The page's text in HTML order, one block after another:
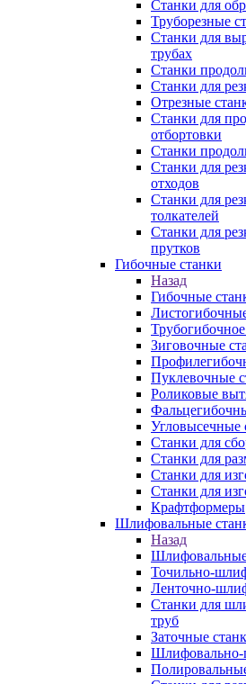
Станки для
Труборезные
Станки для
трубаx
Станки
Станки для
Отрезные
Станки для
отбортовки
Станки
Станки для
отходов
Станки для
толкателей
Станки для
прутков
Гибочные станки
Назад
Гибочные
Зиговочные
Пуклевочные
Роликовые
Угловысечные
Станки для
Станки для
Станки для
Станки для
Крафтформеры
Шлифовальные
Назад
Шлифовальные
Точильно-
Ленточно-
Станки для
труб
Заточные
Шлифовально-